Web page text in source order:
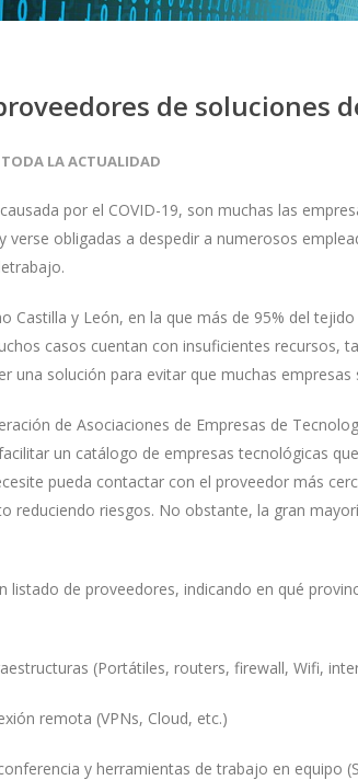
de soluciones
TODA LA ACTUALIDAD
por el COVID-19, son muchas las
verse obligadas a despedir a numerosos
Castilla y León, en la que más de 95% del
casos cuentan con insuficientes recursos,
una solución para evitar que muchas
de Asociaciones de Empresas de
un catálogo de empresas tecnológicas
pueda contactar con el proveedor más
reduciendo riesgos. No obstante, la gran
listado de proveedores, indicando en qué
(Portátiles, routers, firewall, Wifi,
remota (VPNs, Cloud, etc.)
y herramientas de trabajo en equipo